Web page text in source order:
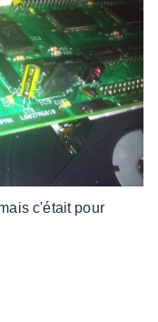
c'était pour